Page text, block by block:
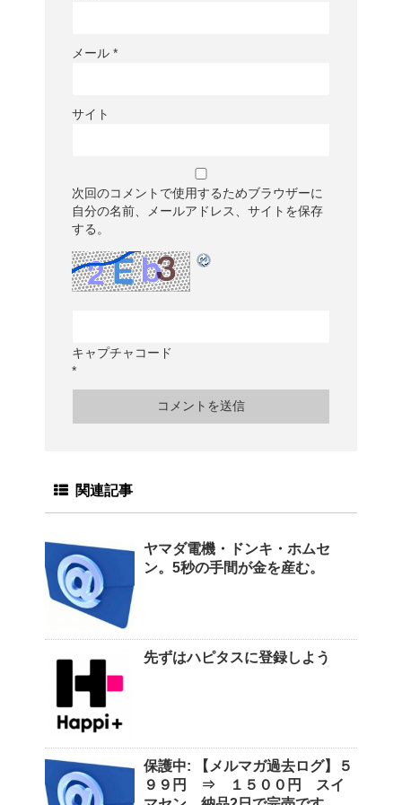
メール *
サイト
次回のコメントで使用するためブラウザーに
自分の名前、メールアドレス、サイトを保存
する。
キャプチャコード
*
関連記事
ヤマダ電機・ドンキ・ホムセ
ン。5秒の手間が金を産む。
先ずはハピタスに登録しよう
保護中: 【メルマガ過去ログ】５
９９円 ⇒ １５００円 スイ